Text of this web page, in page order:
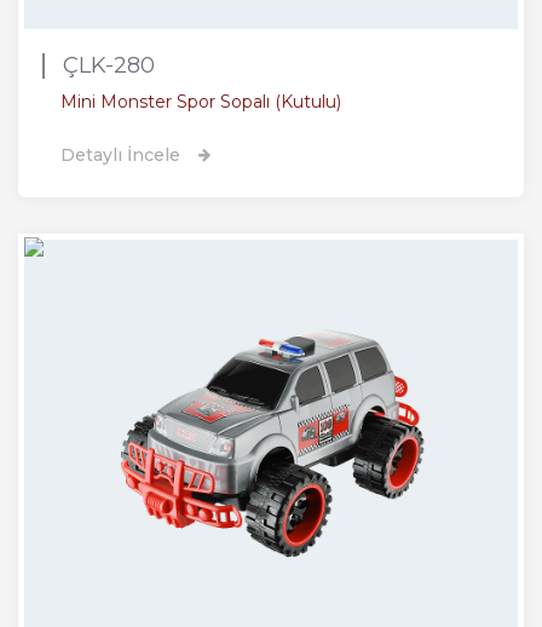
ÇLK-280
Mini Monster Spor Sopalı (Kutulu)
Detaylı İncele